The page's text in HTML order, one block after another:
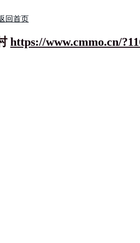
回首页
https://www.cmmo.cn/